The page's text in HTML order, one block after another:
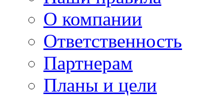
О компании
Ответственность
Партнерам
Планы и цели